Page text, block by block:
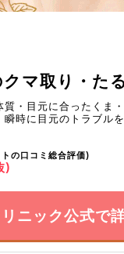
マ取り・た
・目元に合ったくま
時に目元のトラブル
の口コミ総合評価)
)
ニック公式で